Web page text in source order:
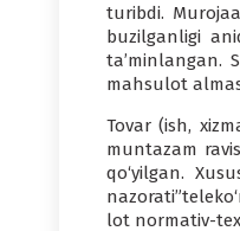
turibdi.
buzilganligi
ta’minlangan.
mahsulot
Tovar (ish,
muntazam
qo‘yilgan.
lot normativ-